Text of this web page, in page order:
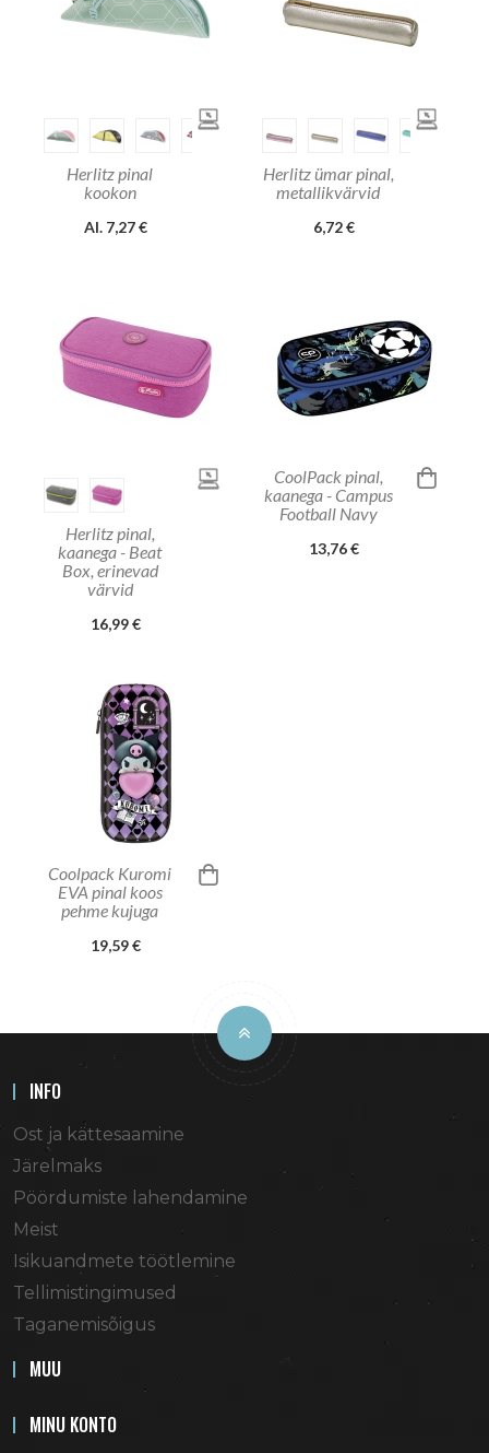
Herlitz pinal
kookon
Al. 7,27 €
Herlitz ümar pinal,
metallikvärvid
6,72 €
Herlitz pinal,
kaanega - Beat
Box, erinevad
värvid
16,99 €
CoolPack pinal,
kaanega - Campus
Football Navy
13,76 €
Coolpack Kuromi
EVA pinal koos
pehme kujuga
19,59 €
INFO
Ost ja kättesaamine
Järelmaks
Pöördumiste lahendamine
Meist
Isikuandmete töötlemine
Tellimistingimused
Taganemisõigus
MUU
MINU KONTO